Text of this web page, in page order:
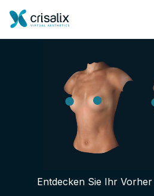
Startseite für Chirurgen
3D-Business-Plattform
Pläne
Entdecken Sie Ihr